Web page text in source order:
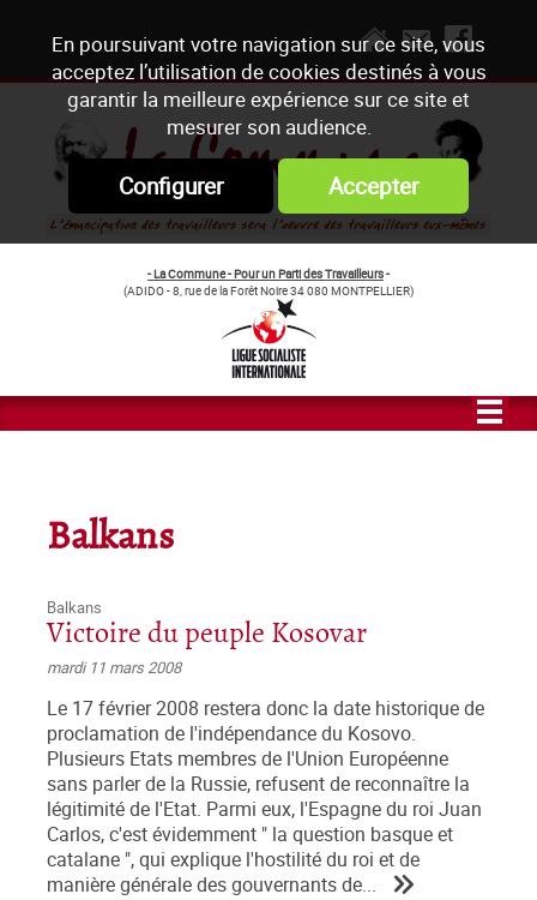
En poursuivant votre navigation sur ce site, vous
acceptez l’utilisation de cookies destinés à vous
garantir la meilleure expérience sur ce site et
mesurer son audience.
Configurer Accepter
- La Commune - Pour un Parti des Travailleurs-
(ADIDO - 8, rue de la Forêt Noire 34 080 MONTPELLIER)
Balkans
Balkans
Victoire du peuple Kosovar
mardi 11 mars 2008
Le 17 février 2008 restera donc la date historique de
proclamation de l'indépendance du Kosovo.
Plusieurs Etats membres de l'Union Européenne
sans parler de la Russie, refusent de reconnaître la
légitimité de l'Etat. Parmi eux, l'Espagne du roi Juan
Carlos, c'est évidemment " la question basque et
catalane ", qui explique l'hostilité du roi et de
manière générale des gouvernants de...